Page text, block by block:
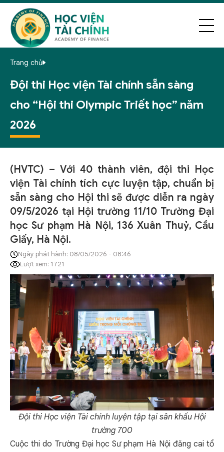
Trang chủ
Đội thi Học viện Tài chính sẵn sàng
cho “Hội thi Olympic Triết học” năm
2026
(HVTC) – Với 40 thành viên, đội thi Học
viện Tài chính tích cực luyện tập, chuẩn bị
sẵn sàng cho Hội thi sẽ được diễn ra ngày
09/5/2026 tại Hội trường 11/10 Trường Đại
học Sư phạm Hà Nội, 136 Xuân Thuỷ, Cầu
Giấy, Hà Nội.
Ngày phát hành: 08/05/2026 - 08:46
Lượt xem: 1721
Đội thi Học viện Tài chínhluyện tập tại sân khấu Hội
trường 700
Cuộc thi do Trường Đại học Sư phạm Hà Nội đăng cai tổ